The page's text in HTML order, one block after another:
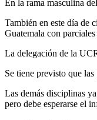
En la rama masculina
También en este día de
Guatemala con
La delegación de la
Se tiene previsto que
Las demás disciplinas
pero debe esperarse el